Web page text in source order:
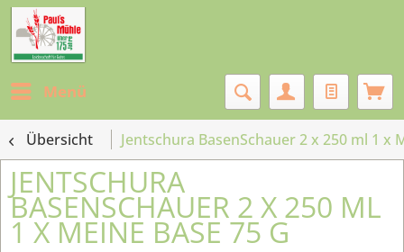
Menü
Übersicht Jentschura BasenSchauer 2 x 250 ml 1 x
JENTSCHURA
BASENSCHAUER 2 X 250 ML
1 X MEINE BASE 75 G